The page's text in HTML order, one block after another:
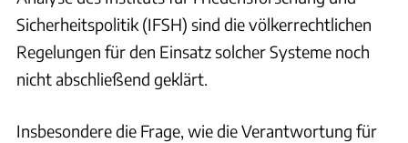
Sicherheitspolitik (IFSH) sind die völkerrechtlichen
Regelungen für den Einsatz solcher Systeme noch
nicht abschließend geklärt.
Insbesondere die Frage, wie die Verantwortung für